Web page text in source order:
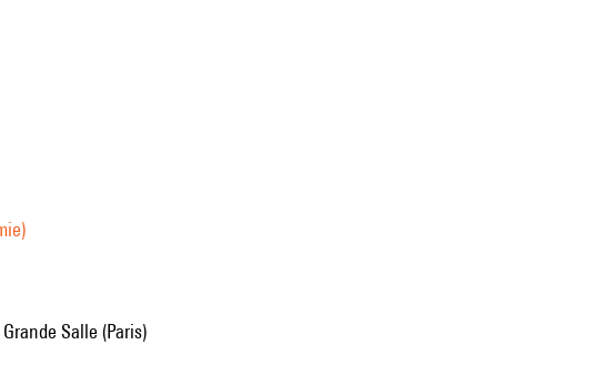
Salle (Paris)